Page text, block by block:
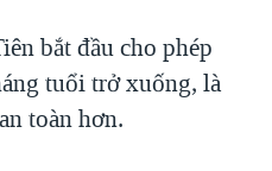
TRỘM HẢI SÂM
bắt đầu cho phép
tuổi trở xuống, là
toàn hơn.